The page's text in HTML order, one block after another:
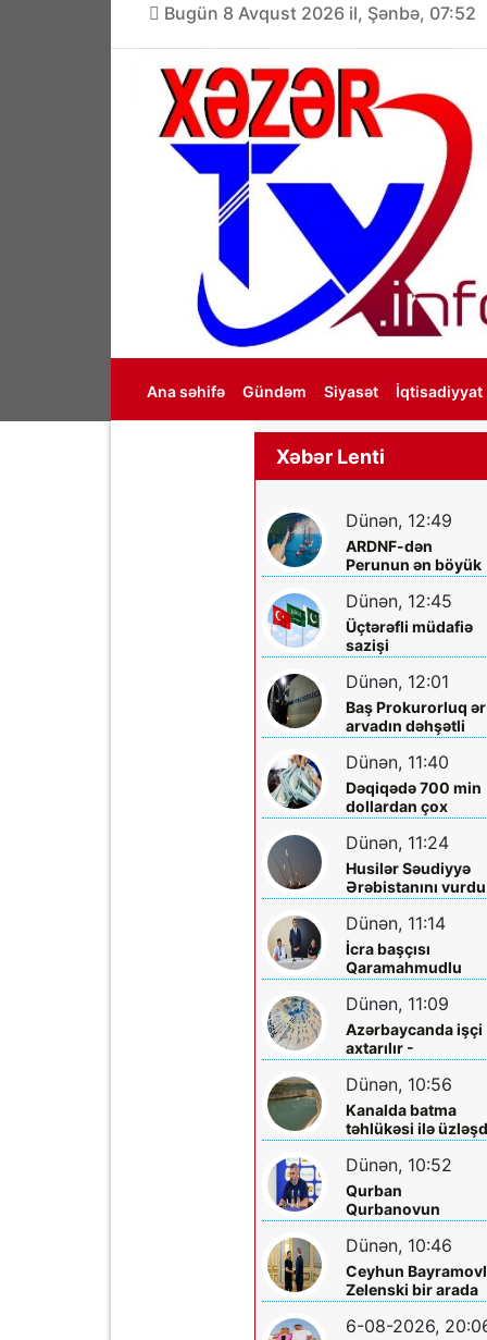
Bugün 8 Avqust 2026 il, Şənbə, 07:52
Ana səhifə Gündəm Siyasət İqtisadiyyat
Xəbər Lenti
Dünən, 12:49
ARDNF-dən
Perunun ən böyük
şirkətinə
Dünən, 12:45
Üçtərəfli müdafiə
sazişi
imzalayacaqlar
Dünən, 12:01
Baş Prokurorluq
arvadın dəhşətli
ölümü ilə bağlı -
Məlumat yaydı
Dünən, 11:40
Dəqiqədə 700 min
dollardan çox
qazanıblar…
Dünən, 11:24
Husilər Səudiyyə
Ərəbistanını
Yaralılar var
Dünən, 11:14
İcra başçısı
Qaramahmudlu
sakinləri ilə
Dünən, 11:09
Azərbaycanda işçi
axtarılır -
Əməkhaqqı 10 min
manatdır
Dünən, 10:56
Kanalda batma
təhlükəsi ilə
- Xilas edildi
Dünən, 10:52
Qurban
Qurbanovun
qəzəbinin qarşılığı
nə olacaq?
Dünən, 10:46
Ceyhun
Zelenski bir arada
6-08-2026,